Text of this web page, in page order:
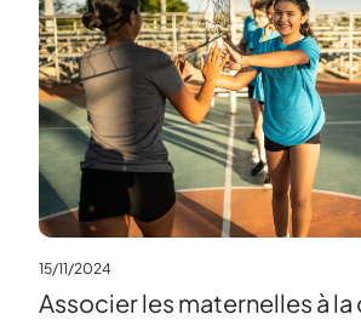
15/11/2024
Associer les maternelles à